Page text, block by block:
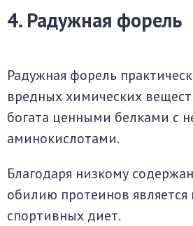
4. Радужная форель
Радужная форель
вредных химических
богата ценными белками с
аминокислотами.
Благодаря низкому
обилию протеинов
спортивных диет.